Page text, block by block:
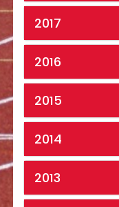
2017
2016
2015
2014
2013